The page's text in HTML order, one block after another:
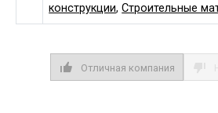
конструкции,Строительные
Отличная компания